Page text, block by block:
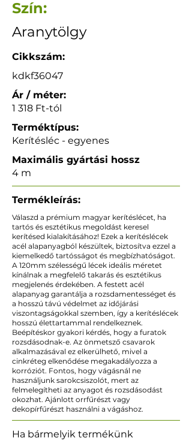
Szín:
Aranytölgy
Cikkszám:
kdkf36047
Ár / méter:
1 318 Ft-tól
Terméktípus:
Kerítésléc - egyenes
Maximális gyártási hossz
4 m
Termékleírás:
Válaszd a prémium magyar kerítéslécet, ha
tartós és esztétikus megoldást keresel
kerítésed kialakításához! Ezek a kerítéslécek
acél alapanyagból készültek, biztosítva ezzel a
kiemelkedő tartósságot és megbízhatóságot.
A 120mm szélességű lécek ideális méretet
kínálnak a megfelelő takarás és esztétikus
megjelenés érdekében. A festett acél
alapanyag garantálja a rozsdamentességet és
a hosszú távú védelmet az időjárási
viszontagságokkal szemben, így a kerítéslécek
hosszú élettartammal rendelkeznek.
Beépítéskor gyakori kérdés, hogy a furatok
rozsdásodnak-e. Az önmetsző csavarok
alkalmazásával ez elkerülhető, mivel a
cinkréteg elkenődése megakadályozza a
korróziót. Fontos, hogy vágásnál ne
használjunk sarokcsiszolót, mert az
felmelegítheti az anyagot és rozsdásodást
okozhat. Ajánlott orrfűrészt vagy
dekopírfűrészt használni a vágáshoz.
Ha bármelyik termékünk